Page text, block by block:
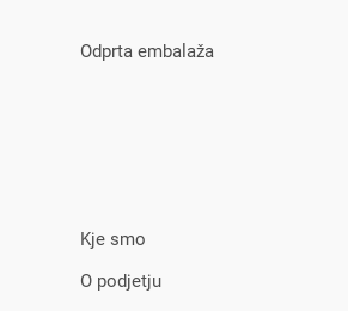
Odprta embalaža
Kje smo
O podjetju